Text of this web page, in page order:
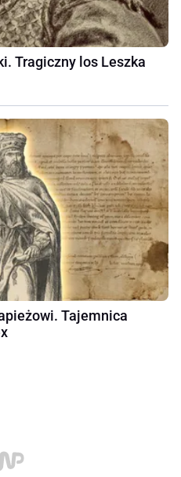
Tragiczny los Leszka
Tajemnica